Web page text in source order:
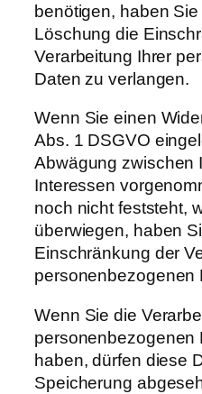
benötigen, haben
Löschung die
Verarbeitung Ihrer
Daten zu verlangen.
Wenn Sie einen
Abs. 1 DSGVO
Abwägung zwischen
Interessen
noch nicht feststeht,
überwiegen, haben
Einschränkung der
personenbezogenen
Wenn Sie die
personenbezogenen
haben, dürfen diese
Speicherung